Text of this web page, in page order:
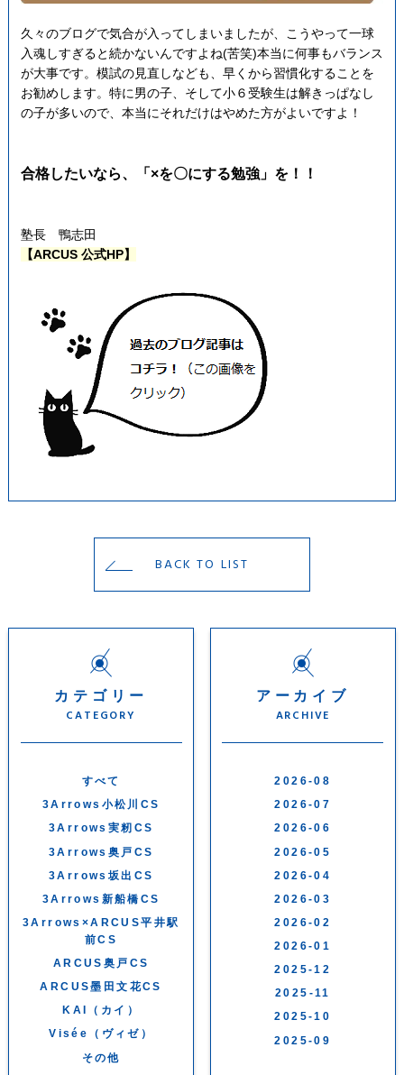
久々のブログで気合が入ってしまいましたが、こうやって一球
入魂しすぎると続かないんですよね(苦笑)本当に何事もバランス
が大事です。模試の見直しなども、早くから習慣化することを
お勧めします。特に男の子、そして小６受験生は解きっぱなし
の子が多いので、本当にそれだけはやめた方がよいですよ！
合格したいなら、「×を〇にする勉強」を！！
塾長 鴨志田
【ARCUS 公式HP】
BACK TO LIST
カテゴリー
CATEGORY
すべて
3Arrows小松川CS
3Arrows実籾CS
3Arrows奥戸CS
3Arrows坂出CS
3Arrows新船橋CS
3Arrows×ARCUS平井駅
前CS
ARCUS奥戸CS
ARCUS墨田文花CS
KAI（カイ）
Visée（ヴィゼ）
その他
アーカイブ
ARCHIVE
2026-08
2026-07
2026-06
2026-05
2026-04
2026-03
2026-02
2026-01
2025-12
2025-11
2025-10
2025-09